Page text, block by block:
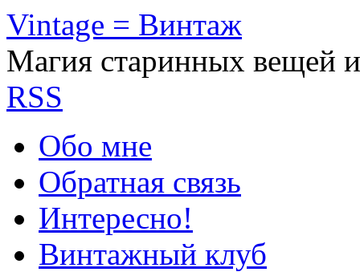
Vintage = Винтаж
Магия старинных вещей
RSS
Обо мне
Обратная связь
Интересно!
Винтажный клуб